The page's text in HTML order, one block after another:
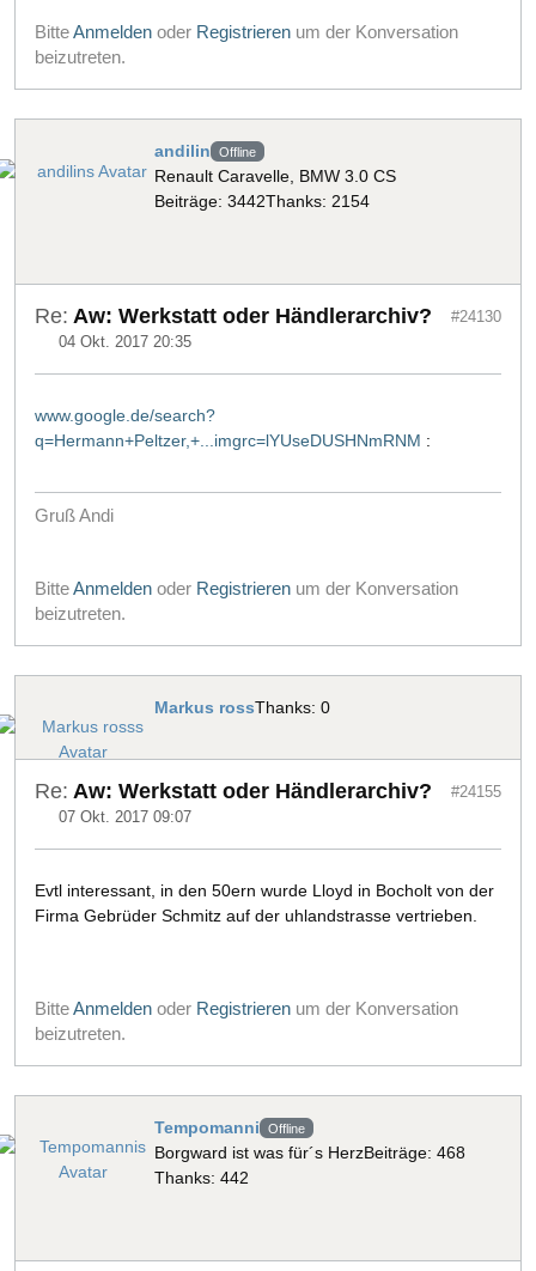
BitteAnmelden oder Registrieren um der Konversation
beizutreten.
andilin Offline
Renault Caravelle, BMW 3.0 CS
Beiträge: 3442Thanks: 2154
Re: Aw: Werkstatt oder Händlerarchiv?
04 Okt. 2017 20:35
#24130
www.google.de/search?
q=Hermann+Peltzer,+...imgrc=lYUseDUSHNmRNM :
Gruß Andi
BitteAnmelden oder Registrieren um der Konversation
beizutreten.
Markus rossThanks: 0
Re: Aw: Werkstatt oder Händlerarchiv?
07 Okt. 2017 09:07
#24155
Evtl interessant, in den 50ern wurde Lloyd in Bocholt von der
Firma Gebrüder Schmitz auf der uhlandstrasse vertrieben.
BitteAnmelden oder Registrieren um der Konversation
beizutreten.
Tempomanni Offline
Borgward ist was für´s HerzBeiträge: 468
Thanks: 442